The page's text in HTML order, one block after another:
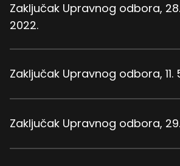
Zaključak Upravnog odbora,
2022.
Zaključak Upravnog odbora, 11.
Zaključak Upravnog odbora, 29.